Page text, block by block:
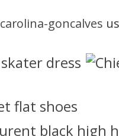
carolina-goncalves